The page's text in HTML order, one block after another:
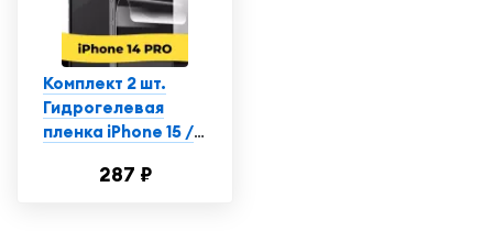
Комплект 2 шт.
Гидрогелевая
пленка iPhone 15 /
полиуретановая
287 ₽